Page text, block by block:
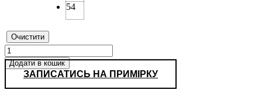
54
Очистити
0137
кількість
Додати в кошик
ЗАПИСАТИСЬ НА ПРИМІРКУ